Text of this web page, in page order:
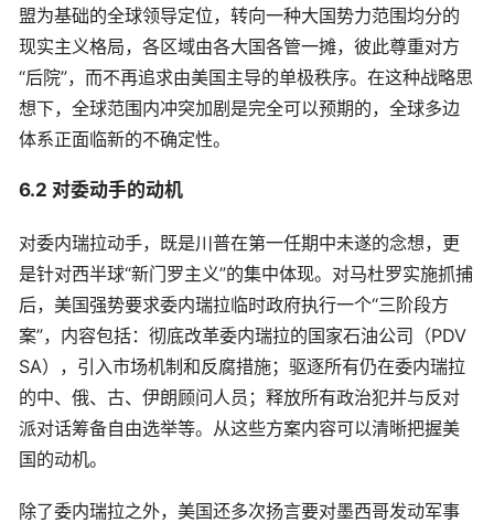
盟为基础的全球领导定位，转向一种大国势力范围均分的
现实主义格局，各区域由各大国各管一摊，彼此尊重对方
“后院”，而不再追求由美国主导的单极秩序。在这种战略思
想下，全球范围内冲突加剧是完全可以预期的，全球多边
体系正面临新的不确定性。
6.2 对委动手的动机
对委内瑞拉动手，既是川普在第一任期中未遂的念想，更
是针对西半球“新门罗主义”的集中体现。对马杜罗实施抓捕
后，美国强势要求委内瑞拉临时政府执行一个“三阶段方
案”，内容包括：彻底改革委内瑞拉的国家石油公司（PDV
SA），引入市场机制和反腐措施；驱逐所有仍在委内瑞拉
的中、俄、古、伊朗顾问人员；释放所有政治犯并与反对
派对话筹备自由选举等。从这些方案内容可以清晰把握美
国的动机。
除了委内瑞拉之外，美国还多次扬言要对墨西哥发动军事